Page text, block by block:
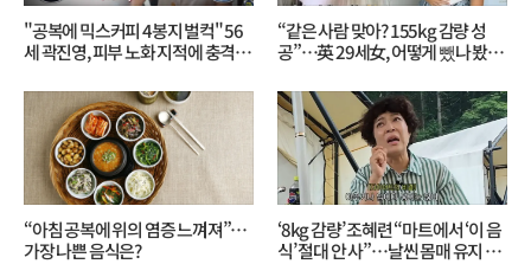
"공복에 믹스커피 4봉지 벌컥" 56
세 곽진영, 피부 노화 지적에 충격…
“같은 사람 맞아? 155kg 감량 성
공”…英 29세女, 어떻게 뺐나 봤더
“아침 공복에 위의 염증 느껴져”…
가장 나쁜 음식은?
‘8kg 감량’ 조혜련 “마트에서 ‘이 음
식’ 절대 안 사”…날씬 몸매 유지 비